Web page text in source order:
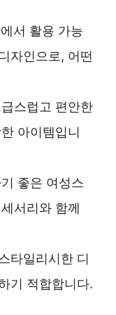
서 활용 가능
자인으로, 어떤
스럽고 편안한
아이템입니
좋은 여성스
서리와 함께
타일리시한 디
기 적합합니다.